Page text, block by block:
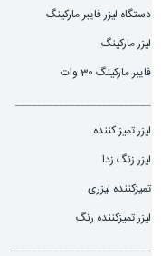
دستگاه لیزر فایبر مارکینگ
لیزر مارکینگ
فایبر مارکینگ 30 وات
_________________________
لیزر تمیز کننده
لیزر زنگ زدا
تمیزکننده لیزری
لیزر تمیزکننده رنگ
__________________________